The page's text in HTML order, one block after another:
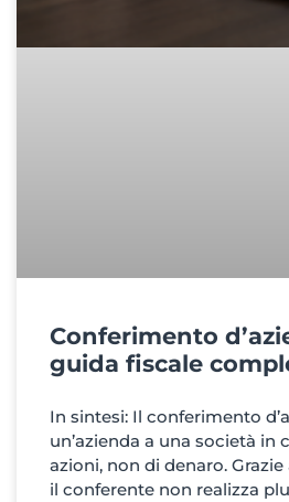
Conferimento
guida fiscale
In sintesi: Il conferimento
un’azienda a una società in
azioni, non di denaro. Grazie
il conferente non realizza